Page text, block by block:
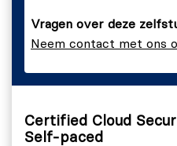
Vragen over deze
Neem contact met ons
Certified Cloud
Self-paced